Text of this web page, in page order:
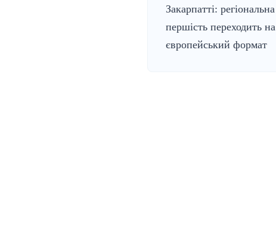
Закарпатті: регіональна
першість переходить на
європейський формат